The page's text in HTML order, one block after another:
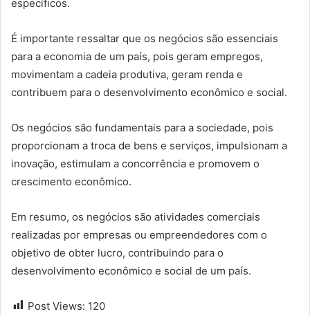
específicos.
É importante ressaltar que os negócios são essenciais
para a economia de um país, pois geram empregos,
movimentam a cadeia produtiva, geram renda e
contribuem para o desenvolvimento econômico e social.
Os negócios são fundamentais para a sociedade, pois
proporcionam a troca de bens e serviços, impulsionam a
inovação, estimulam a concorrência e promovem o
crescimento econômico.
Em resumo, os negócios são atividades comerciais
realizadas por empresas ou empreendedores com o
objetivo de obter lucro, contribuindo para o
desenvolvimento econômico e social de um país.
Post Views: 120